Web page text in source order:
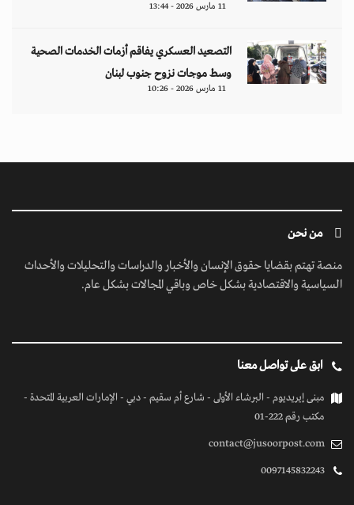
11 مارس 2026 - 13:44
التصعيد العسكري يفاقم أزمات الخدمات الصحية
وسط موجات نزوح جنوب لبنان
11 مارس 2026 - 10:26
من نحن
منصة تهتم بقضايا حقوق الإنسان والأخبار والدراسات والتحليلات والأحداث
السياسية والاقتصادية بشكل خاص وباقي المجالات بشكل عام.
ابق على تواصل معنا
مبنى إيريديوم - البرشاء الأولى - شارع أم سقيم - دبي - الإمارات العربية المتحدة -
مكتب رقم 222-01
contact@jusoorpost.com
0097145832243